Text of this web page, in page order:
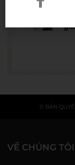
© BẢN
VỀ CHÚNG TÔI